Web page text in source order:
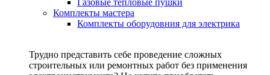
Газовые тепловые пушки
Комплекты мастера
Комплекты оборудовния для электрика
Трудно представить себе проведение сложных
строительных или ремонтных работ без применения